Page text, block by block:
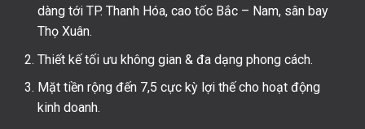
dàng tới TP. Thanh Hóa, cao tốc Bắc – Nam, sân bay
Thọ Xuân.
Thiết kế tối ưu không gian & đa dạng phong cách.
Mặt tiền rộng đến 7,5 cực kỳ lợi thế cho hoạt động
kinh doanh.